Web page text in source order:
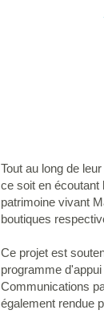
Tout au long de
ce soit en écoutant
patrimoine vivant
boutiques
Ce projet est
programme
Communications
également rendue